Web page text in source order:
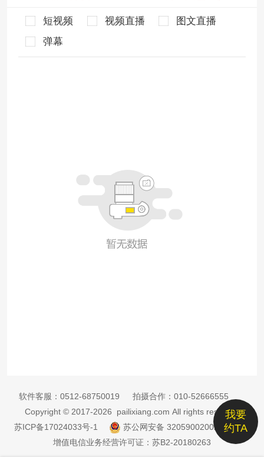
短视频 视频直播
图文直播
弹幕
我要
约TA
软件客服： 0512-68750019 拍摄合作： 010-52666555
Copyright © 2017-2026 pailixiang.com All rights reserved
苏ICP备17024033号-1
苏公网安备 32059002002885号
增值电信业务经营许可证：苏B2-20180263